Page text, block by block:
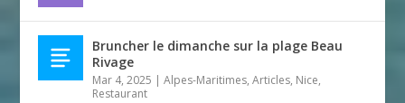
Bruncher le dimanche sur la plage Beau
Rivage
Mar 4, 2025 |Alpes-Maritimes,Articles, Nice,
Restaurant